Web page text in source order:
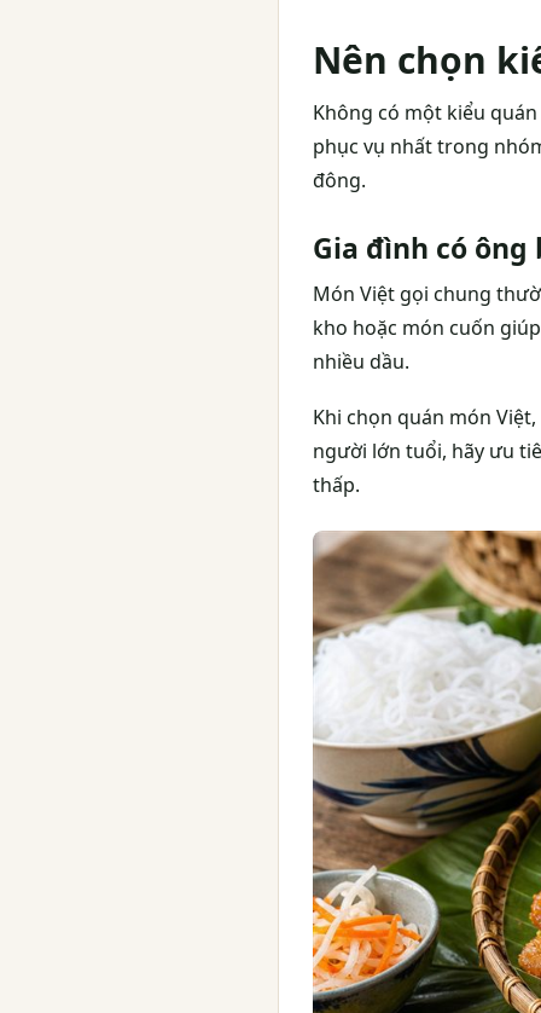
Nên chọn
Không có một kiểu
phục vụ nhất trong
đông.
Gia đình có
Món Việt gọi chung
kho hoặc món cuốn
nhiều dầu.
Khi chọn quán món
người lớn tuổi, hãy ưu
thấp.